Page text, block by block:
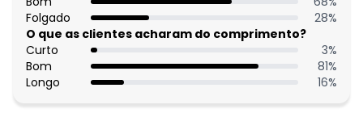
março/2026 N/D*
fevereiro/2026
Folgado
28%
O que as clientes acharam do comprimento?
Curto
3%
Bom
81%
Longo
16%